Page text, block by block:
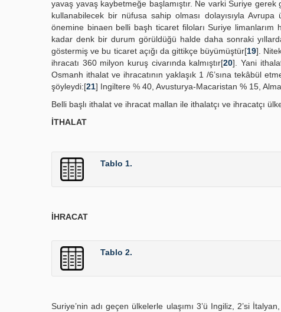
yavaş yavaş kaybetmeğe başlamıştır. Ne varki Suriye
kullanabilecek bir nüfusa sahip olması dolayısıyla
önemine binaen belli başh ticaret filoları Suriye limanlarım
kadar denk bir durum görüldüğü halde daha sonraki
göstermiş ve bu ticaret açığı da gittikçe büyümüştür[19].
ihracatı 360 milyon kuruş civarında kalmıştır[20]. Yani
Osmanh ithalat ve ihracatının yaklaşık 1 /6’sına tekâbül
şöyleydi:[21] Ingiltere % 40, Avusturya-Macaristan % 15,
Belli başlı ithalat ve ihracat mallan ile ithalatçı ve ihracatçı
İTHALAT
Tablo 1.
İHRACAT
Tablo 2.
Suriye’nin adı geçen ülkelerle ulaşımı 3’ü Ingiliz, 2’si